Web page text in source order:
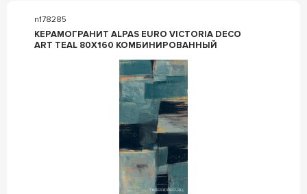
n178285
КЕРАМОГРАНИТ ALPAS EURO VICTORIA DECO
ART TEAL 80X160 КОМБИНИРОВАННЫЙ